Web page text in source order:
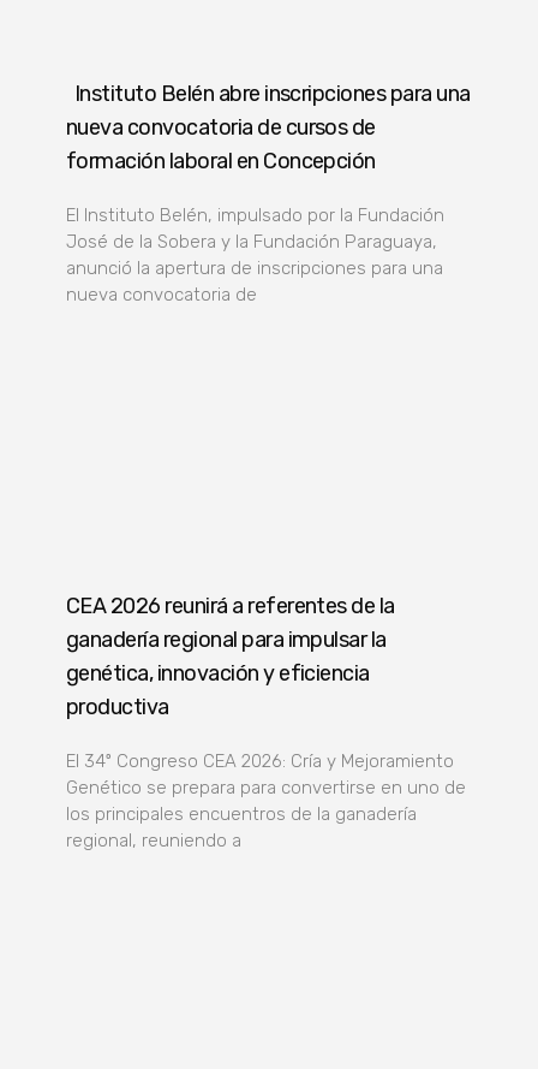
Instituto Belén abre inscripciones para una
nueva convocatoria de cursos de
formación laboral en Concepción
El Instituto Belén, impulsado por la Fundación
José de la Sobera y la Fundación Paraguaya,
anunció la apertura de inscripciones para una
nueva convocatoria de
CEA 2026 reunirá a referentes de la
ganadería regional para impulsar la
genética, innovación y eficiencia
productiva
El 34º Congreso CEA 2026: Cría y Mejoramiento
Genético se prepara para convertirse en uno de
los principales encuentros de la ganadería
regional, reuniendo a